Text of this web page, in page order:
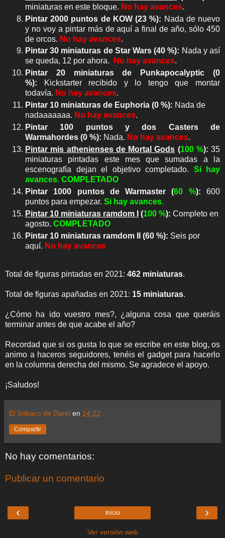
miniaturas en este bloque. No hay avances.
Pintar 2000 puntos de KOW (23 %): Nada de nuevo
y no voy a pintar más de aquí a final de año, sólo 450
de orcos. No hay avances.
Pintar 30 miniaturas de Star Wars (40 %): Nada y así
se queda, 12 por ahora.
No hay avances.
Pintar 20 miniaturas de Punkapocalyptic (0
%):
Kickstarter recibido y lo tengo que montar
todavía. No hay avances.
Pintar 10 miniaturas de Euphoria (0 %): Nada de
nadaaaaaaa. No hay avances.
Pintar 100 puntos y dos Casters de
Warmahordes (0 %): Nada. No hay avances.
Pintar mis athenienses de Mortal Gods (100 %): 35
miniaturas pintadas este mes que sumadas a la
escenografía dejan el objetivo completado. Si hay
avances. COMPLETADO.
Pintar 1000 puntos de Warmaster(60 %): 600
puntos para empezar. Si hay avances.
Pintar 10 miniaturas ramdom I
(100 %): Completo en
agosto. COMPLETADO.
Pintar 10 miniaturas ramdom II (60 %): Seis por
aquí. No hay avances.
Total de figuras pintadas en 2021: 462 miniaturas.
Total de figuras apañadas en 2021: 15 miniaturas.
¿Cómo ha ido vuestro mes?, ¿alguna cosa que queráis
terminar antes de que acabe el año?
Recordad que si os gusta lo que se escribe en este blog, os
animo a haceros seguidores, tenéis el gadget para hacerlo
en la columna derecha del mismo. Se agradece el apoyo.
¡Saludos!
El Sobaco de Darel en 14:22
Compartir
No hay comentarios:
Publicar un comentario
‹ ›
Inicio
Ver versión web